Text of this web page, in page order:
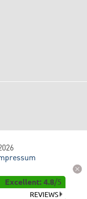
Excellent: 4.8/5
REVIEWS